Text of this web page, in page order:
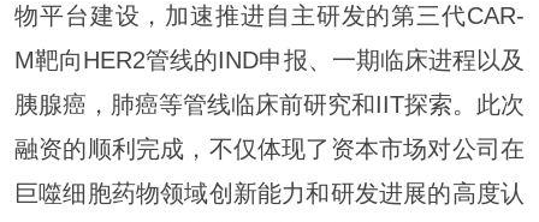
物平台建设，加速推进自主研发的第三代CAR-
M靶向HER2管线的IND申报、一期临床进程以及
胰腺癌，肺癌等管线临床前研究和IIT探索。此次
融资的顺利完成，不仅体现了资本市场对公司在
巨噬细胞药物领域创新能力和研发进展的高度认